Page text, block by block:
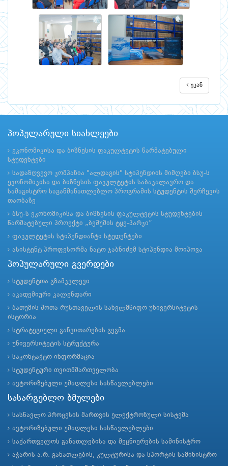
უკან
პოპულარული სიახლეები
ეკონომიკისა და ბიზნესის ფაკულტეტის წარმატებული
სტუდენტები
სადაზღვევო კომპანია "ალდაგის" სტიპენდიის მიმღები ბსუ-ს
ეკონომიკისა და ბიზნესის ფაკულტეტის საბაკალავრო და
სამაგისტრო საგანმანათლებლო პროგრამის სტუდენტის შერჩევის
თაობაზე
ბსუ-ს ეკონომიკისა და ბიზნესის ფაკულტეტის სტუდენტების
წარმატებული პროექტი „ბეშუმის ტყე-პარკი“
ფაკულტეტის სტიპენდიანტი სტუდენტები
ასისტენტ პროფესორმა ნატო ჯაბნიძემ სტიპენდია მოიპოვა
პოპულარული გვერდები
სტუდენტთა გზამკვლევი
აკადემიური კალენდარი
ბათუმის შოთა რუსთაველის სახელმწიფო უნივერსიტეტის
ისტორია
სტრატეგიული განვითარების გეგმა
უნივერსიტეტის სტრუქტურა
საკონტაქტო ინფორმაცია
სტუდენტური თვითმმართველობა
ავტორიზებული უმაღლესი სასწავლებლები
სასარგებლო ბმულები
სასწავლო პროცესის მართვის ელექტრონული სისტემა
ავტორიზებული უმაღლესი სასწავლებლები
საქართველოს განათლებისა და მეცნიერების სამინისტრო
აჭარის ა.რ. განათლების, კულტურისა და სპორტის სამინისტრო